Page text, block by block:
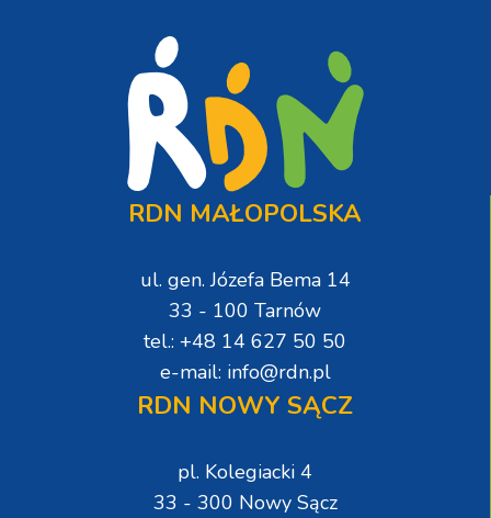
RDN MAŁOPOLSKA
ul. gen. Józefa Bema 14
33 - 100 Tarnów
tel.: +48 14 627 50 50
e-mail: info@rdn.pl
RDN NOWY SĄCZ
pl. Kolegiacki 4
33 - 300 Nowy Sącz